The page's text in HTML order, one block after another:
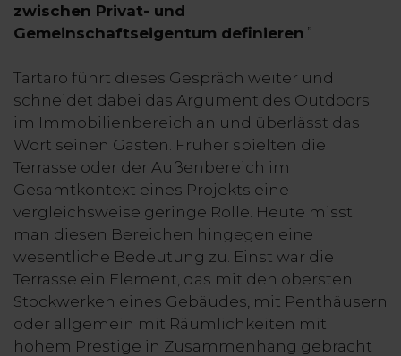
zwischen Privat- und
Gemeinschaftseigentum definieren .”
Tartaro führt dieses Gespräch weiter und
schneidet dabei das Argument des Outdoors
im Immobilienbereich an und überlässt das
Wort seinen Gästen. Früher spielten die
Terrasse oder der Außenbereich im
Gesamtkontext eines Projekts eine
vergleichsweise geringe Rolle. Heute misst
man diesen Bereichen hingegen eine
wesentliche Bedeutung zu. Einst war die
Terrasse ein Element, das mit den obersten
Stockwerken eines Gebäudes, mit Penthäusern
oder allgemein mit Räumlichkeiten mit
hohem Prestige in Zusammenhang gebracht